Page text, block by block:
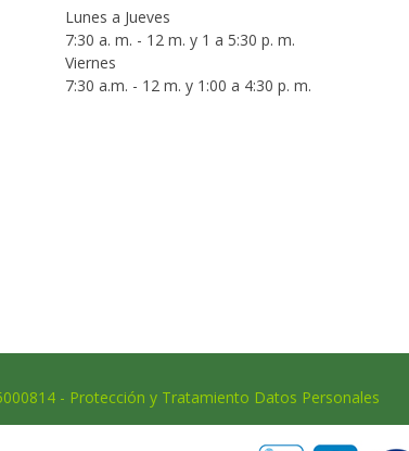
Lunes a Jueves
7:30 a. m. - 12 m. y 1 a 5:30 p. m.
Viernes
7:30 a.m. - 12 m. y 1:00 a 4:30 p. m.
- Protección y Tratamiento Datos Personales